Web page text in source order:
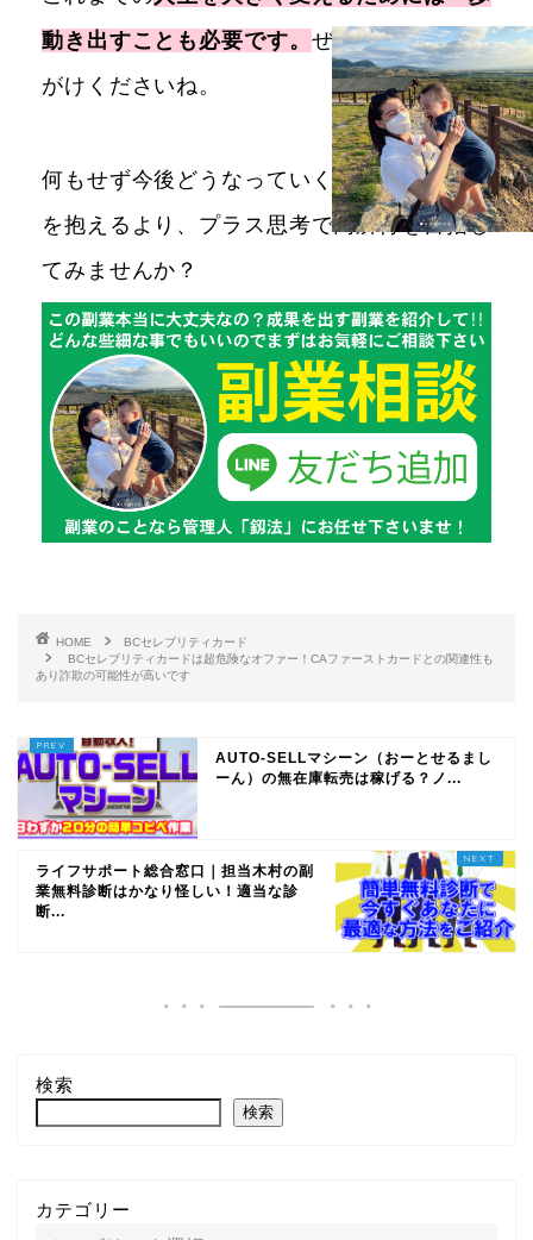
動き出すことも必要です。 ぜひお気軽にお声
がけくださいね。
何もせず今後どうなっていくのだろうと不安
を抱えるより、プラス思考で高所得を目指し
てみませんか？
HOME
BCセレブリティカード
BCセレブリティカードは超危険なオファー！CAファーストカードとの関連性も
あり詐欺の可能性が高いです
AUTO-SELLマシーン（おーとせるまし
ーん）の無在庫転売は稼げる？ノ...
ライフサポート総合窓口｜担当木村の副
業無料診断はかなり怪しい！適当な診
断...
検索
検索
カテゴリー